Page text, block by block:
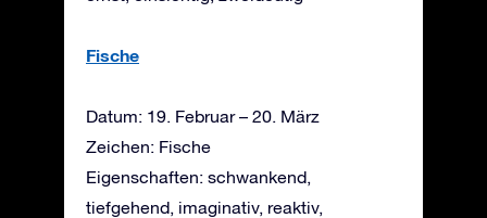
Fische
Datum: 19. Februar – 20. März
Zeichen: Fische
Eigenschaften: schwankend,
tiefgehend, imaginativ, reaktiv,